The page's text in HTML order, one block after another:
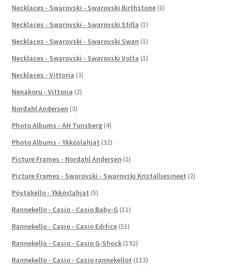
Necklaces - Swarovski - Swarovski Birthstone (1)
Necklaces - Swarovski - Swarovski Stilla (1)
Necklaces - Swarovski - Swarovski Swan (1)
Necklaces - Swarovski - Swarovski Volta (1)
Necklaces - Vittoria (3)
Nenäkoru - Vittoria (2)
Nordahl Andersen (3)
Photo Albums - AH Tunsberg (4)
Photo Albums - Ykköslahjat (32)
Picture Frames - Nordahl Andersen (1)
Picture Frames - Swarovski - Swarovski Kristalliesineet (2)
Pöytäkello - Ykköslahjat (5)
Rannekello - Casio - Casio Baby-G (11)
Rannekello - Casio - Casio Edifice (51)
Rannekello - Casio - Casio G-Shock (192)
Rannekello - Casio - Casio rannekellot (113)